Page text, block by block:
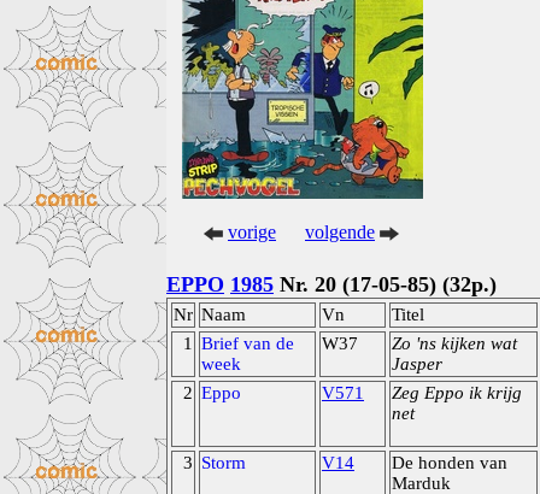
vorige volgende
EPPO 1985 Nr. 20 (17-05-85) (32p.)
Nr Naam Vn
Titel
1
Brief van de
week
W37
Zo 'ns kijken wat
Jasper
2 Eppo V571
Zeg Eppo ik krijg
net
3 Storm V14
De honden van
Marduk